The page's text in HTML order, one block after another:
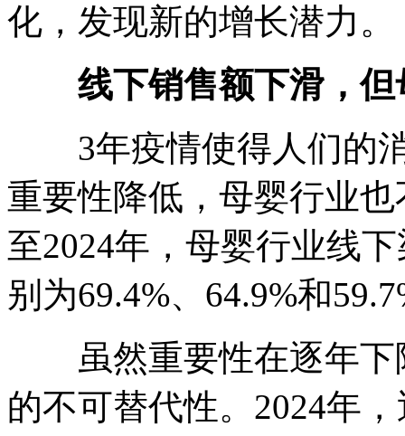
化，发现新的增长潜力。
线下销售额下滑，
3年疫情使得人们的消
重要性降低，母婴行业
至2024年，母婴行业线
别为69.4%、64.9%和
虽然重要性在逐年下
的不可替代性。2024年